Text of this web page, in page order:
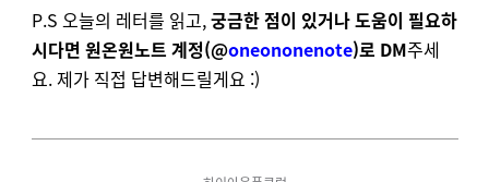
P.S 오늘의 레터를 읽고,궁금한 점이 있거나 도움이 필요하
시다면 원온원노트 계정(@oneononenote)로 DM주세
요. 제가 직접 답변해드릴게요 :)